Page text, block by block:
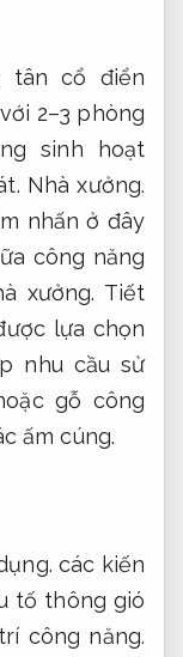
tân cổ điển
2–3 phòng
sinh hoạt
Nhà xưởng.
nhấn ở đây
công năng
xưởng. Tiết
lựa chọn
nhu cầu sử
gỗ công
ấm cúng.
các kiến
tố thông gió
công năng.